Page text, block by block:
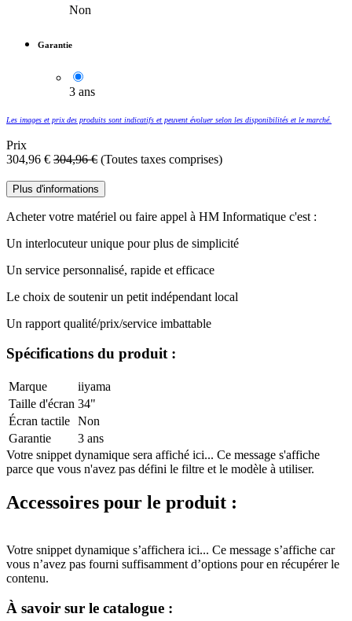
Non
Garantie
3 ans
Les images et prix des produits sont indicatifs et peuvent évoluer selon les disponibilités et le marché.
Prix
304,96 € 304,96€ (Toutes taxes comprises)
Plus d'informations
Acheter votre matériel ou faire appel à HM Informatique c'est :
​Un interlocuteur unique pour plus de simplicité
​Un service personnalisé, rapide et efficace
​Le choix de soutenir un petit indépendant local
​Un rapport qualité/prix/service imbattable
Spécifications du produit :
Marque
iiyama
Taille d'écran 34"
Écran tactile Non
Garantie
3 ans
Votre snippet dynamique sera affiché ici... Ce message s'affiche
parce que vous n'avez pas défini le filtre et le modèle à utiliser.
Accessoires pour le produit :
Votre snippet dynamique s’affichera ici... Ce message s’affiche car
vous n’avez pas fourni suffisamment d’options pour en récupérer le
contenu.
À savoir sur le catalogue :